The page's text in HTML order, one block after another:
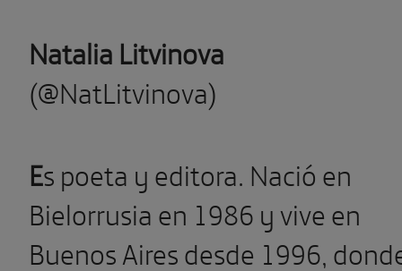
Natalia Litvinova
(@NatLitvinova)
Es poeta y editora. Nació en
Bielorrusia en 1986 y vive en
Buenos Aires desde 1996,